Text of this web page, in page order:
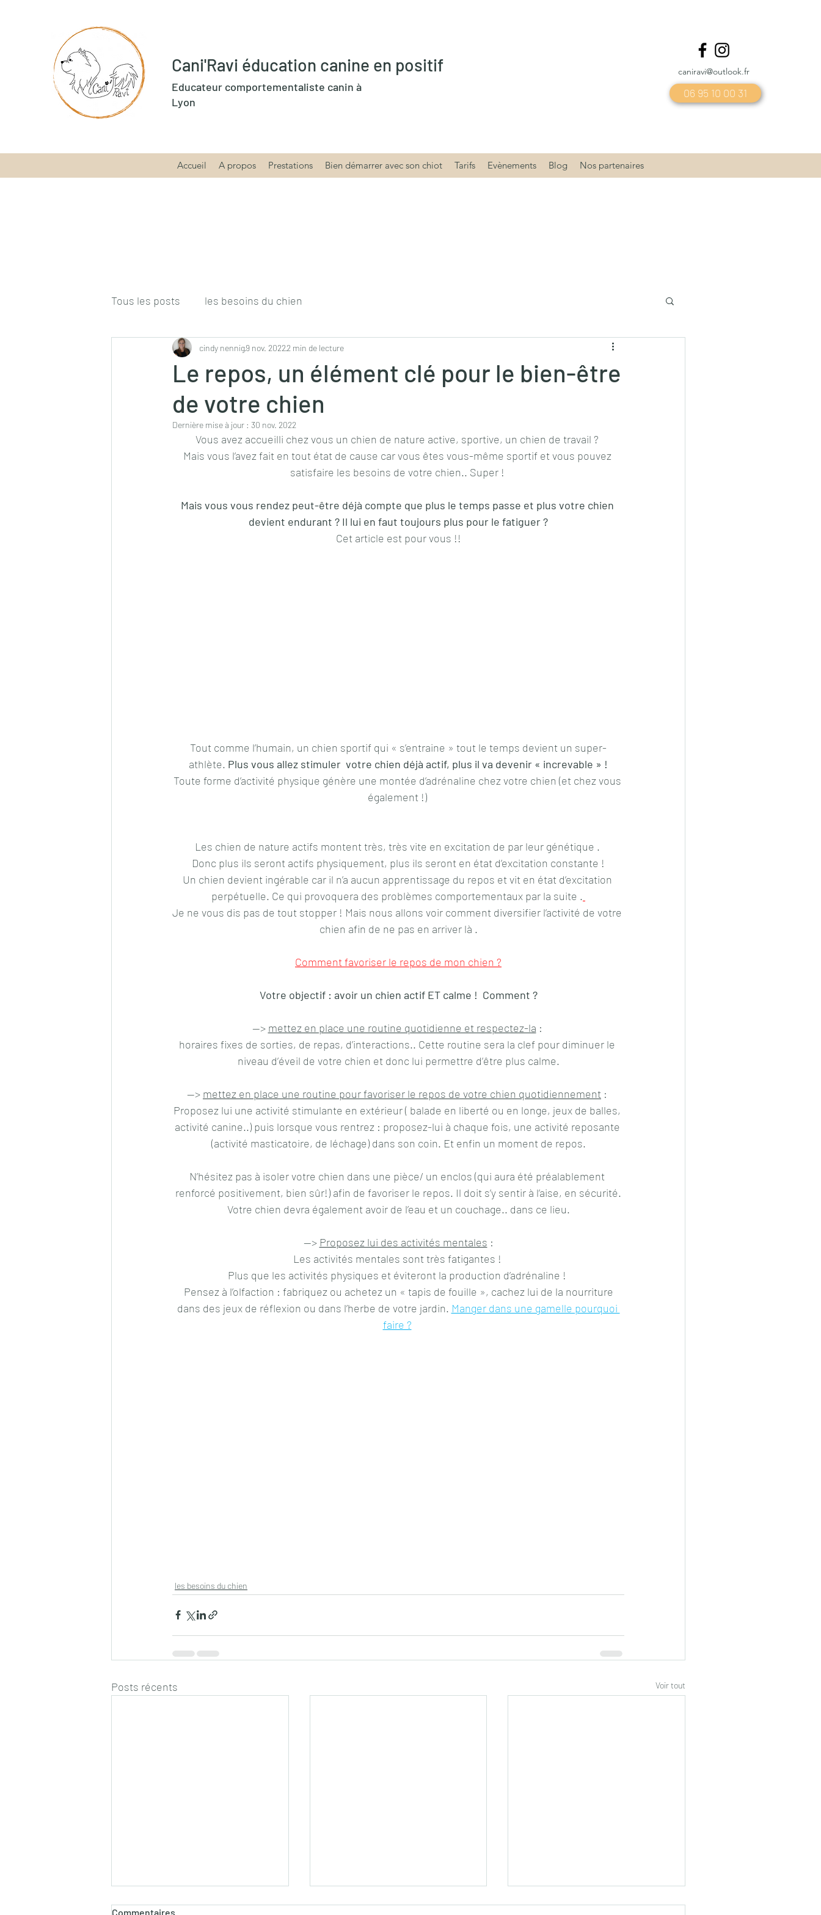
Cani'Ravi éducation canine en positif
Educateur comportementaliste canin à
Lyon
caniravi@outlook.fr
06 95 10 00 31
Accueil A propos Prestations Bien démarrer avec son chiot Tarifs Evènements Blog Nos partenaires
Tous les posts les besoins du chien
Le repos, un élément clé pour le bien-être
de votre chien
cindy nennig9 nov. 20222 min de lecture
Dernière mise à jour : 30 nov. 2022
Vous avez accueilli chez vous un chien de nature active, sportive, un chien de travail ?
Mais vous l’avez fait en tout état de cause car vous êtes vous-même sportif et vous pouvez
satisfaire les besoins de votre chien.. Super !
Mais vous vous rendez peut-être déjà compte que plus le temps passe et plus votre chien
devient endurant ? Il lui en faut toujours plus pour le fatiguer ?
Cet article est pour vous !!
Tout comme l’humain, un chien sportif qui « s’entraine » tout le temps devient un super-
athlète. Plus vous allez stimuler  votre chien déjà actif, plus il va devenir « increvable » !
Toute forme d’activité physique génère une montée d’adrénaline chez votre chien (et chez vous
également !)
Les chien de nature actifs montent très, très vite en excitation de par leur génétique .
Donc plus ils seront actifs physiquement, plus ils seront en état d’excitation constante !
Un chien devient ingérable car il n’a aucun apprentissage du repos et vit en état d’excitation
perpétuelle. Ce qui provoquera des problèmes comportementaux par la suite .
Je ne vous dis pas de tout stopper ! Mais nous allons voir comment diversifier l’activité de votre
chien afin de ne pas en arriver là .
Comment favoriser le repos de mon chien ?
Votre objectif : avoir un chien actif ET calme !  Comment ?
--> mettez en place une routine quotidienne et respectez-la :
horaires fixes de sorties, de repas, d’interactions.. Cette routine sera la clef pour diminuer le
niveau d’éveil de votre chien et donc lui permettre d’être plus calme.
--> mettez en place une routine pour favoriser le repos de votre chien quotidiennement :
Proposez lui une activité stimulante en extérieur ( balade en liberté ou en longe, jeux de balles,
activité canine..) puis lorsque vous rentrez : proposez-lui à chaque fois, une activité reposante
(activité masticatoire, de léchage) dans son coin. Et enfin un moment de repos.
N’hésitez pas à isoler votre chien dans une pièce/ un enclos (qui aura été préalablement
renforcé positivement, bien sûr!) afin de favoriser le repos. Il doit s’y sentir à l’aise, en sécurité.
Votre chien devra également avoir de l’eau et un couchage.. dans ce lieu.
--> Proposez lui des activités mentales :
Les activités mentales sont très fatigantes !
Plus que les activités physiques et éviteront la production d’adrénaline !
dans des jeux de réflexion ou dans l’herbe de votre jardin. Manger dans une gamelle pourquoi
faire ?
les besoins du chien
Posts récents Voir tout
Commentaires